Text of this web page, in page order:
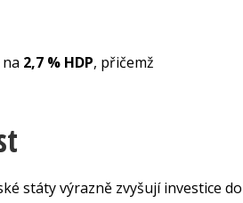
2,7 % HDP, přičemž
státy výrazně zvyšují investice do